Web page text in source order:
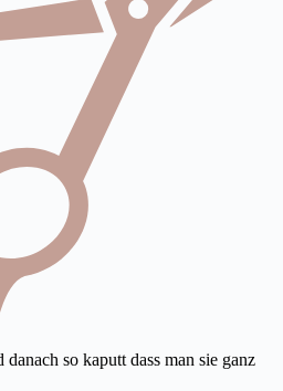
so kaputt dass man sie ganz